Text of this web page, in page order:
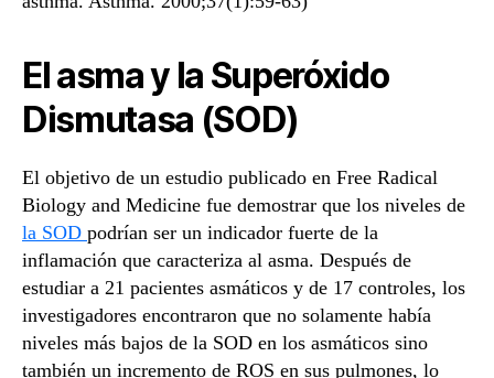
El asma y la Superóxido
Dismutasa (SOD)
El objetivo de un estudio publicado en Free Radical
Biology and Medicine fue demostrar que los niveles de
la SOD podrían ser un indicador fuerte de la
inflamación que caracteriza al asma. Después de
estudiar a 21 pacientes asmáticos y de 17 controles, los
investigadores encontraron que no solamente había
niveles más bajos de la SOD en los asmáticos sino
también un incremento de ROS en sus pulmones, lo